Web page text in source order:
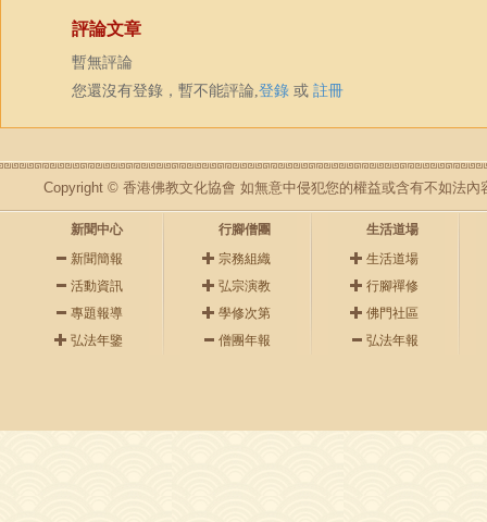
評論文章
暫無評論
您還沒有登錄，暫不能評論,登錄 或 註冊
Copyright © 香港佛教文化協會 如無意中侵犯您的權益或含有不如法內
新聞中心
新聞簡報
活動資訊
專題報導
弘法年鑒
行腳僧團
宗務組織
弘宗演教
學修次第
僧團年報
生活道場
生活道場
行腳禪修
佛門社區
弘法年報